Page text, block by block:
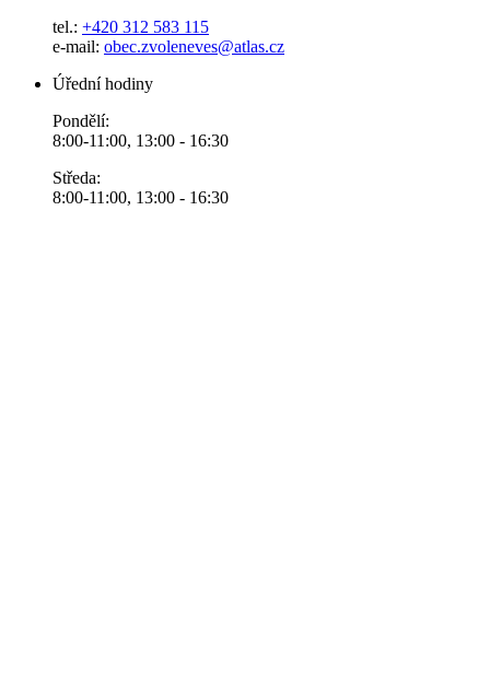
tel.: +420 312 583 115
e-mail: obec.zvoleneves@atlas.cz
Úřední hodiny
Pondělí:
8:00-11:00, 13:00 - 16:30
Středa:
8:00-11:00, 13:00 - 16:30